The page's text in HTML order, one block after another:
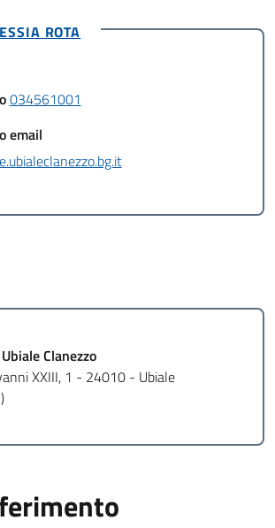
ROTA
034561001
email
Clanezzo
XXIII, 1 - 24010 - Ubiale